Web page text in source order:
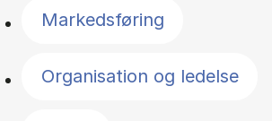
Markedsføring
Organisation og ledelse